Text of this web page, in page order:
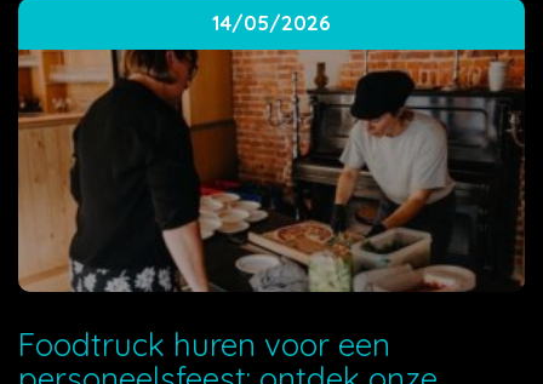
14/05/2026
Foodtruck huren voor een